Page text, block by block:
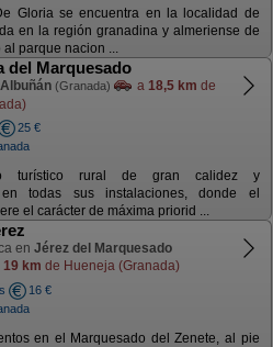
Gloria se encuentra en la localidad de
en la región granadina y almeriense de
parque nacion ...
del Marquesado
Albuñán (Granada) a 18,5 km de
25 €
turístico rural de gran calidez y
en todas sus instalaciones, donde el
el carácter de máxima priorid ...
en Jérez del Marquesado
19 km de Hueneja (Granada)
16 €
en el Marquesado del Zenete, al pie